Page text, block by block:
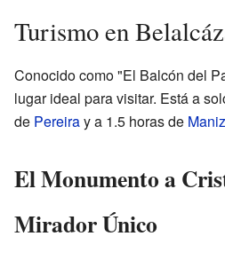
Turismo en
Conocido como "El Balcón del
lugar ideal para visitar. Está a
de Pereiray a 1.5 horas de
El Monumento a
Mirador Único